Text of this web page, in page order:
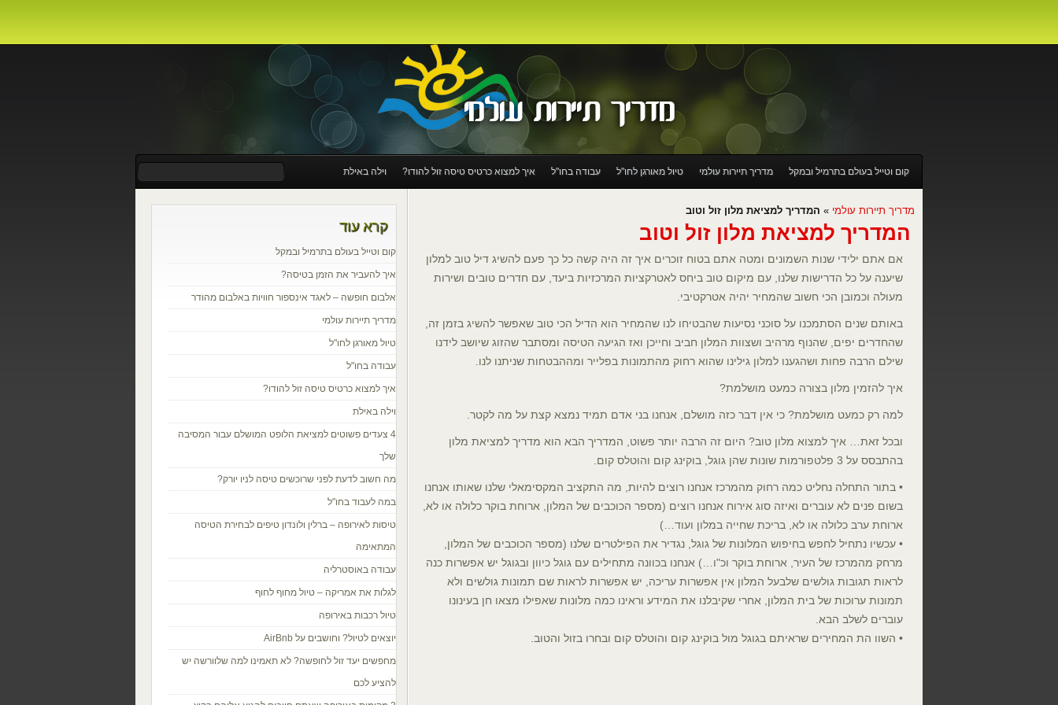
קום וטייל בעולם בתרמיל ובמקל מדריך תיירות עולמי טיול מאורגן לחו"ל עבודה בחו"ל איך למצוא כרטיס טיסה זול להודו? וילה באילת
מה חשוב לדעת לפני שרוכשים טיסה לניו יורק? במה לעבוד בחו"ל טיסות לאירופה – ברלין ולונדון טיפים לבחירת הטיסה המתאימה
עבודה באוסטרליה לגלות את אמריקה – טיול מחוף לחוף טיול רכבות באירופה
מחפשים יעד זול לחופשה? לא תאמינו למה שלוורשה יש להציע לכם 3 מקומות באירופה שאתם חייבים להגיע אליהם בקיץ הקרוב
מדריך תיירות עולמי » המדריך למציאת מלון זול וטוב
המדריך למציאת מלון זול וטוב
אם אתם ילידי שנות השמונים ומטה אתם בטוח זוכרים איך זה היה קשה כל כך פעם להשיג דיל טוב למלון
שיענה על כל הדרישות שלנו, עם מיקום טוב ביחס לאטרקציות המרכזיות ביעד, עם חדרים טובים ושירות
מעולה וכמובן הכי חשוב שהמחיר יהיה אטרקטיבי.
באותם שנים הסתמכנו על סוכני נסיעות שהבטיחו לנו שהמחיר הוא הדיל הכי טוב שאפשר להשיג בזמן זה,
שהחדרים יפים, שהנוף מרהיב ושצוות המלון חביב וחייכן ואז הגיעה הטיסה ומסתבר שהזוג שיושב לידנו
שילם הרבה פחות ושהגענו למלון גילינו שהוא רחוק מהתמונות בפלייר ומההבטחות שניתנו לנו.
איך להזמין מלון בצורה כמעט מושלמת?
למה רק כמעט מושלמת? כי אין דבר כזה מושלם, אנחנו בני אדם תמיד נמצא קצת על מה לקטר.
ובכל זאת… איך למצוא מלון טוב? היום זה הרבה יותר פשוט, המדריך הבא הוא מדריך למציאת מלון
בהתבסס על 3 פלטפורמות שונות שהן גוגל, בוקינג קום והוטלס קום.
• בתור התחלה נחליט כמה רחוק מהמרכז אנחנו רוצים להיות, מה התקציב המקסימאלי שלנו שאותו אנחנו
בשום פנים לא עוברים ואיזה סוג אירוח אנחנו רוצים (מספר הכוכבים של המלון, ארוחת בוקר כלולה או לא,
ארוחת ערב כלולה או לא, בריכת שחייה במלון ועוד…)
• עכשיו נתחיל לחפש בחיפוש המלונות של גוגל, נגדיר את הפילטרים שלנו (מספר הכוכבים של המלון,
מרחק מהמרכז של העיר, ארוחת בוקר וכ"ו…) אנחנו בכוונה מתחילים עם גוגל כיוון ובגוגל יש אפשרות כנה
לראות תגובות גולשים שלבעל המלון אין אפשרות עריכה, יש אפשרות לראות שם תמונות גולשים ולא
תמונות ערוכות של בית המלון, אחרי שקיבלנו את המידע וראינו כמה מלונות שאפילו מצאו חן בעינונו
עוברים לשלב הבא.
• השוו הת המחירים שראיתם בגוגל מול בוקינג קום והוטלס קום ובחרו בזול והטוב.
קרא עוד
קום וטייל בעולם בתרמיל ובמקל
איך להעביר את הזמן בטיסה?
אלבום חופשה – לאגד אינספור חוויות באלבום מהודר
מדריך תיירות עולמי
טיול מאורגן לחו"ל
עבודה בחו"ל
איך למצוא כרטיס טיסה זול להודו?
וילה באילת
4 צעדים פשוטים למציאת הלופט המושלם עבור המסיבה
שלך
מה חשוב לדעת לפני שרוכשים טיסה לניו יורק?
במה לעבוד בחו"ל
טיסות לאירופה – ברלין ולונדון טיפים לבחירת הטיסה
המתאימה
עבודה באוסטרליה
לגלות את אמריקה – טיול מחוף לחוף
טיול רכבות באירופה
יוצאים לטיול? וחושבים על AirBnb
מחפשים יעד זול לחופשה? לא תאמינו למה שלוורשה יש
להציע לכם